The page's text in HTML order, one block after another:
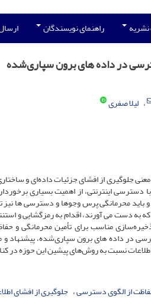
نشریه راهنمای نویسندگان
در داده های برون سپاری‌شده
لیلا صفری
جلوگیری از افشای جزئیات داده‌ای و
دسترسی اینترنتی، از اهمیت بسیاری
باید محرمانگی پرس وجوها و دسترسی ها نیز
به دست می آورند، اقدام به رمزگشایی و
مناسب برای تأمین محرمانگی و
در داده های برون سپاری‌شده، پیشنهاد و
نسبت به روش‌های پیشین این حوزه در
از الگوی دسترسی جلوگیری از افشای